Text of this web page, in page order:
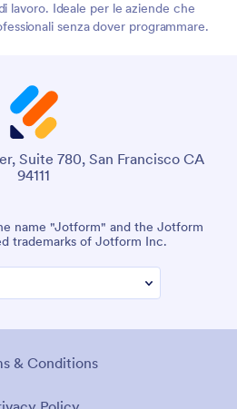
lavoro. Ideale per le aziende che
senza dover programmare.
Suite 780, San Francisco CA
94111
name "Jotform" and the Jotform
trademarks of Jotform Inc.
& Conditions